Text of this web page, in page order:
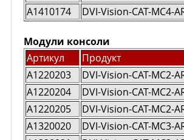
A1410174
DVI-Vision-CAT-MC4-
Модули консоли
Артикул
Продукт
A1220203
DVI-Vision-CAT-MC2-
A1220204
DVI-Vision-CAT-MC2-
A1220205
DVI-Vision-CAT-MC2-
A1320020
DVI-Vision-CAT-MC3-